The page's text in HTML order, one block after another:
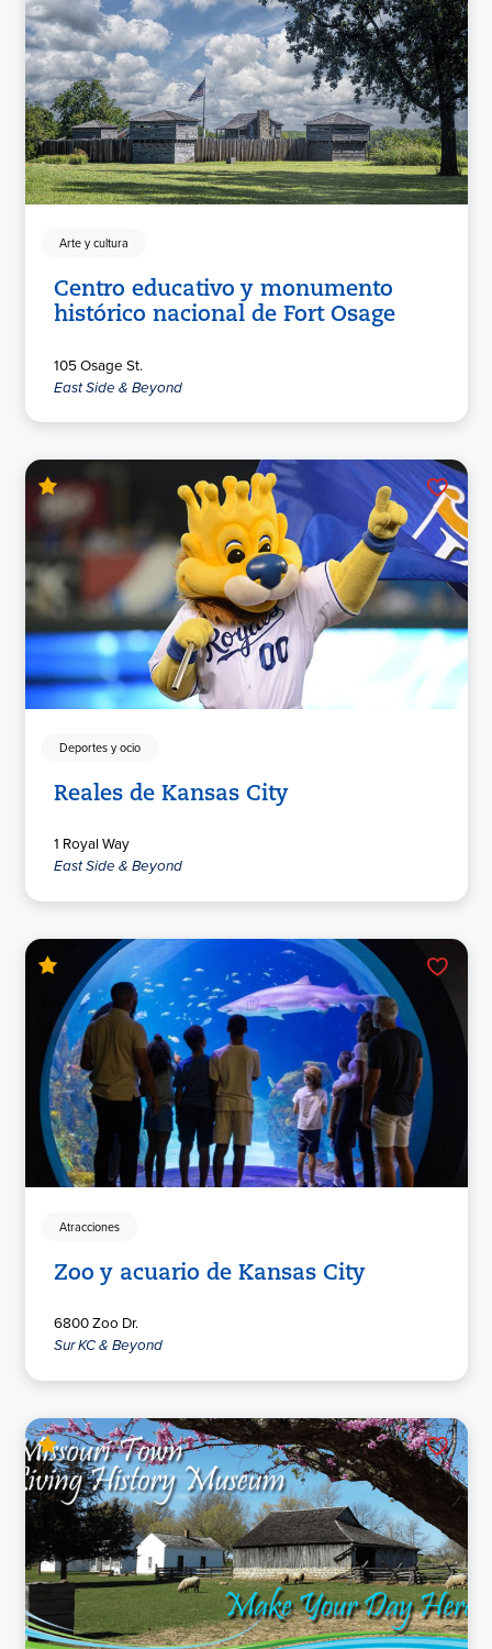
Arte y cultura
Centro educativo y monumento
histórico nacional de Fort Osage
105 Osage St.
East Side & Beyond
Deportes y ocio
Reales de Kansas City
1 Royal Way
East Side & Beyond
Atracciones
Zoo y acuario de Kansas City
6800 Zoo Dr.
Sur KC & Beyond